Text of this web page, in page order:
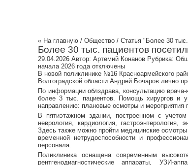
« На главную / Общество / Статья "Более 30
Более 30 тыс. пациентов
29.04.2026 Автор: Артемий Конанов Рубрика:
начала 2026 годаотключены
В новой поликлинике №16 Красноармейского
Волгоградской области Андрей Бочаров лично
По информации облздрава, консультацию
более 3 тыс. пациентов. Помощь хирургов и
направлению: плановые осмотры и
В пятиэтажном здании, построенном с
неврология, кардиология, гастроэнтерология,
Здесь также можно пройти медицинские
временной нетрудоспособности и
персонала.
Поликлиника оснащена современным
рентгенодиагностические аппараты, УЗИ-